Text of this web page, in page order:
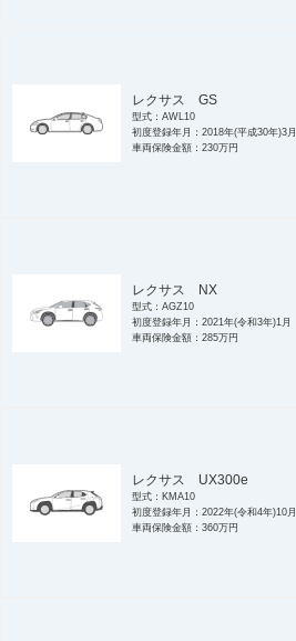
レクサス GS
型式：AWL10
初度登録年月：2018年(平成30年)3月
車両保険金額：230万円
レクサス NX
型式：AGZ10
初度登録年月：2021年(令和3年)1月
車両保険金額：285万円
レクサス UX300e
型式：KMA10
初度登録年月：2022年(令和4年)10月
車両保険金額：360万円